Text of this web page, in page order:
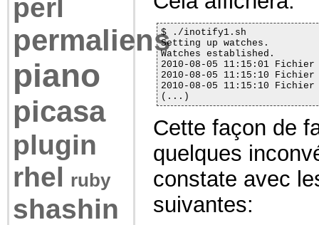
perl
permaliens
piano
picasa
plugin
rhel ruby
shashin
$ ./inotify1.sh
Setting up watches.
Watches established.
2010-08-05 11:15:01
2010-08-05 11:15:10 Fichier
2010-08-05 11:15:10 Fichier
(...)
Cette façon de
quelques
constate avec
suivantes: